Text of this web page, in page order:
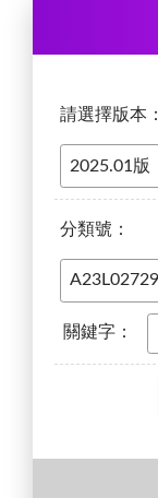
請選擇版本：
分類號：
關鍵字：